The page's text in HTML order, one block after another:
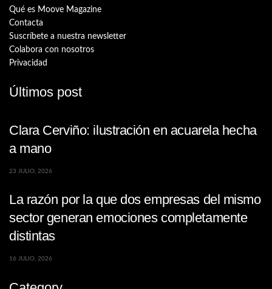
Qué es Moove Magazine
Contacta
Suscríbete a nuestra newsletter
Colabora con nosotros
Privacidad
Últimos post
Clara Cerviño: ilustración en acuarela hecha
a mano
23 JULIO, 2026
La razón por la que dos empresas del mismo
sector generan emociones completamente
distintas
16 JULIO, 2026